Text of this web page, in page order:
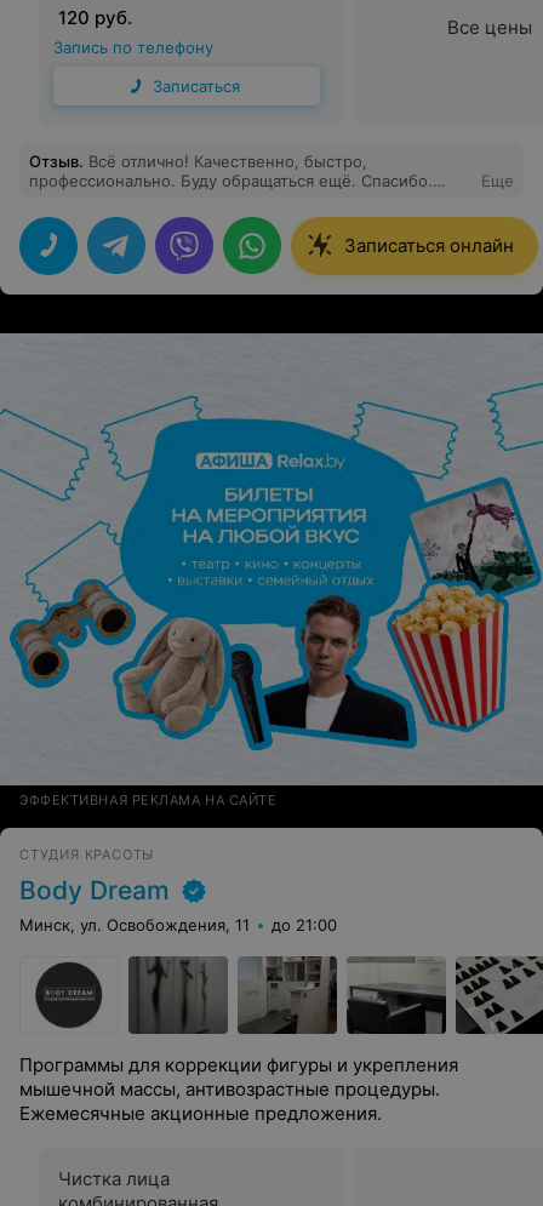
120 руб.
Запись по телефону
Записаться
Все цены
Отзыв. Всё отлично! Качественно, быстро,
профессионально. Буду обращаться ещё. Спасибо.
Еще
Записаться онлайн
ЭФФЕКТИВНАЯ РЕКЛАМА НА САЙТЕ
СТУДИЯ КРАСОТЫ
Body Dream
Минск, ул. Освобождения, 11 до 21:00
Программы для коррекции фигуры и укрепления
мышечной массы, антивозрастные процедуры.
Ежемесячные акционные предложения.
Чистка лица